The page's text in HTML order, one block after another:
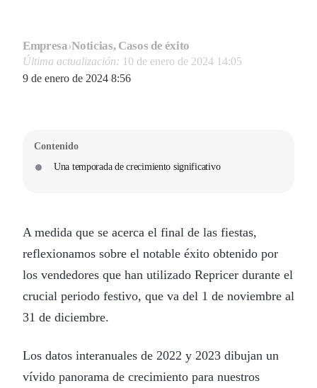
Empresa›Noticias, Casos de éxito
Última actualización: 10 de enero de 2024 14:05
9 de enero de 2024 8:56
Contenido
Una temporada de crecimiento significativo
A medida que se acerca el final de las fiestas,
reflexionamos sobre el notable éxito obtenido por
los vendedores que han utilizado Repricer durante el
crucial periodo festivo, que va del 1 de noviembre al
31 de diciembre.
Los datos interanuales de 2022 y 2023 dibujan un
vívido panorama de crecimiento para nuestros